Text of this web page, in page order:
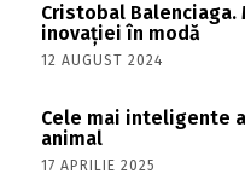
Cristobal
inovației în modă
12 AUGUST 2024
Cele mai inteligente
animal
17 APRILIE 2025